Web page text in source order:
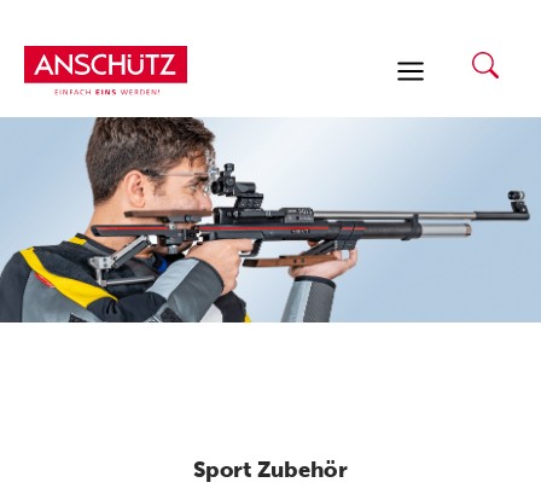
Inhalt
springen
Sport Zubehör